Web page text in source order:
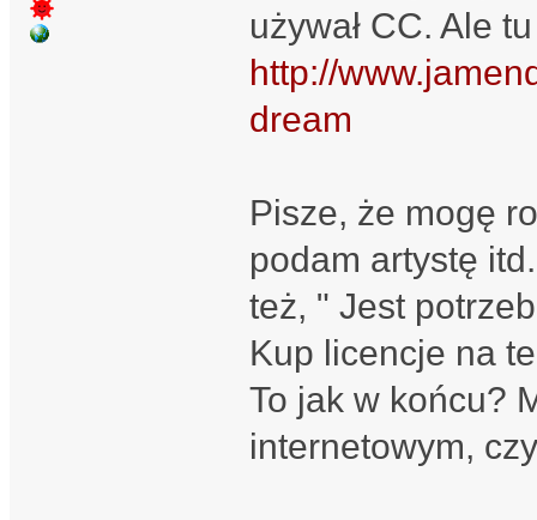
używał CC. Ale
http://
dream
Pisze, że mogę
podam artystę
też, " Jest
Kup licencje na
To jak w końcu?
internetowym,